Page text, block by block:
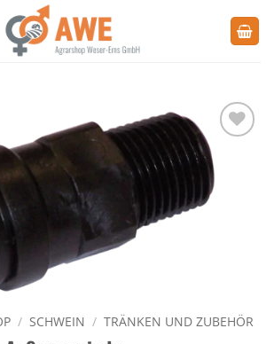
Zu den
Favoriten
hinzufügen
/ SCHWEIN / TRÄNKEN UND ZUBEHÖR